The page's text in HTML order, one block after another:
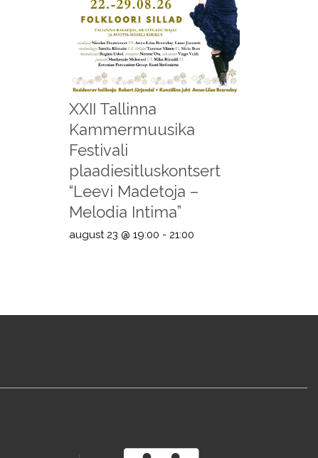
XXII Tallinna
Kammermuusika
Festivali
plaadiesitluskontsert
“Leevi Madetoja –
Melodia Intima”
august 23 @ 19:00 - 21:00